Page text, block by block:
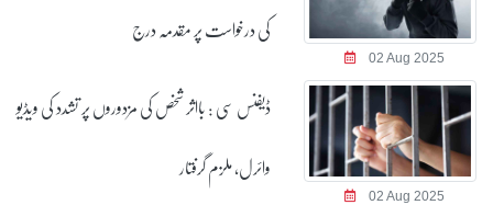
02 Aug 2025
کی درخواست پر مقدمہ درج
02 Aug 2025
ڈیفنس سی : بااثر شخص کی مزدوروں پر تشدد کی ویڈیو
وائرل، ملزم گرفتار